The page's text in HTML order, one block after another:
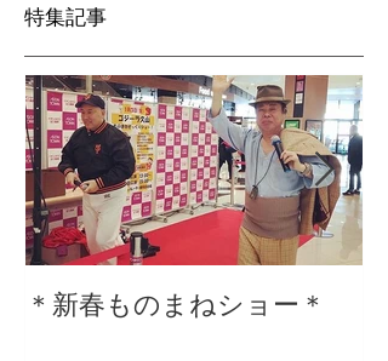
特集記事
＊新春ものまねショー＊